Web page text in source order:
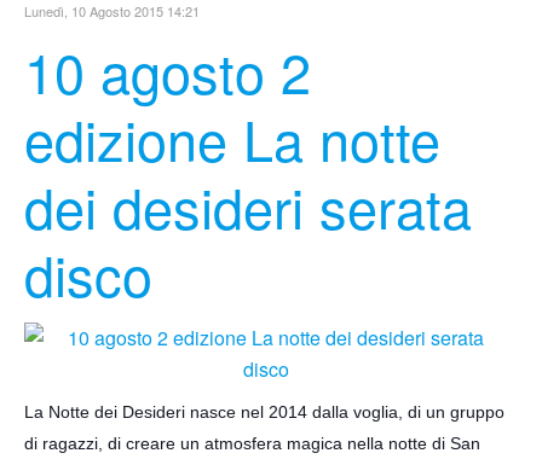
Lunedì, 10 Agosto 2015 14:21
10 agosto 2
edizione La notte
dei desideri serata
disco
La Notte dei Desideri nasce nel 2014 dalla voglia, di un gruppo
di ragazzi, di creare un atmosfera magica nella notte di San